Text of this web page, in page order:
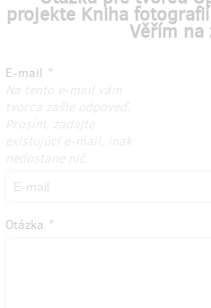
projekte Kniha
Věřím na
E-mail
Otázka